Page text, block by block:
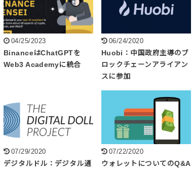
04/25/2023
BinanceはChatGPTを
Web3 Academyに統合
06/24/2020
Huobi：中国政府主導のブ
ロックチェーンアライアン
スに参加
07/29/2020
デジタルドル：デジタル通
07/22/2020
ウォレットについてのQ&A